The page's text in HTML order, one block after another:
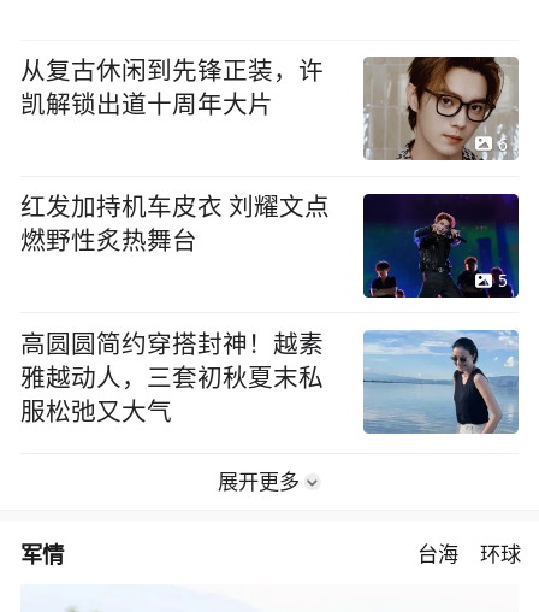
从复古休闲到先锋正装，许
凯解锁出道十周年大片
6
红发加持机车皮衣 刘耀文点
燃野性炙热舞台
5
高圆圆简约穿搭封神！越素
雅越动人，三套初秋夏末私
服松弛又大气
展开更多
军情 台海 环球